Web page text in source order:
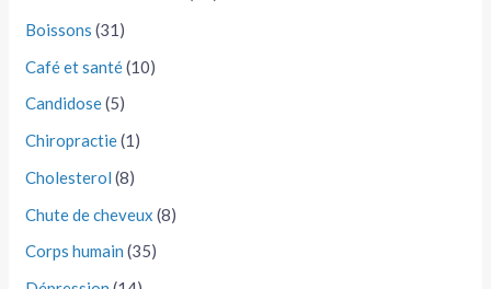
Boissons (31)
Café et santé(10)
Candidose(5)
Chiropractie(1)
Cholesterol (8)
Chute de cheveux (8)
Corps humain (35)